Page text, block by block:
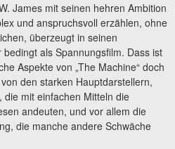
James mit seinen hehren Ambition
und anspruchsvoll erzählen, ohne
überzeugt in seinen
als Spannungsfilm. Dass ist
Aspekte von „The Machine“ doch
den starken Hauptdarstellern,
die mit einfachen Mitteln die
andeuten, und vor allem die
die manche andere Schwäche